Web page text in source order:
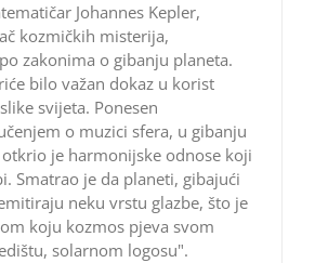
Johannes Kepler,
kozmičkih misterija,
zakonima o gibanju planeta.
bilo važan dokaz u korist
svijeta. Ponesen
o muzici sfera, u gibanju
je harmonijske odnose koji
Smatrao je da planeti, gibajući
neku vrstu glazbe, što je
koju kozmos pjeva svom
solarnom logosu".